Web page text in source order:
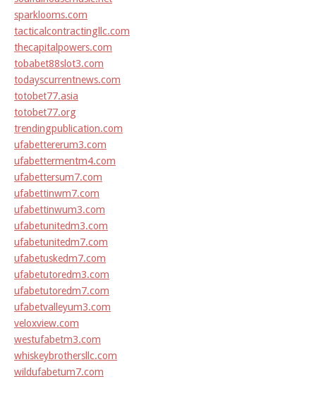
sparklooms.com
tacticalcontractingllc.com
thecapitalpowers.com
tobabet88slot3.com
todayscurrentnews.com
totobet77.asia
totobet77.org
trendingpublication.com
ufabettererum3.com
ufabettermentm4.com
ufabettersum7.com
ufabettinwm7.com
ufabettinwum3.com
ufabetunitedm3.com
ufabetunitedm7.com
ufabetuskedm7.com
ufabetutoredm3.com
ufabetutoredm7.com
ufabetvalleyum3.com
veloxview.com
westufabetm3.com
whiskeybrothersllc.com
wildufabetum7.com